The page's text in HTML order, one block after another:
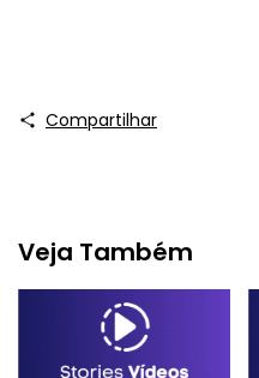
Compartilhar
Veja Também